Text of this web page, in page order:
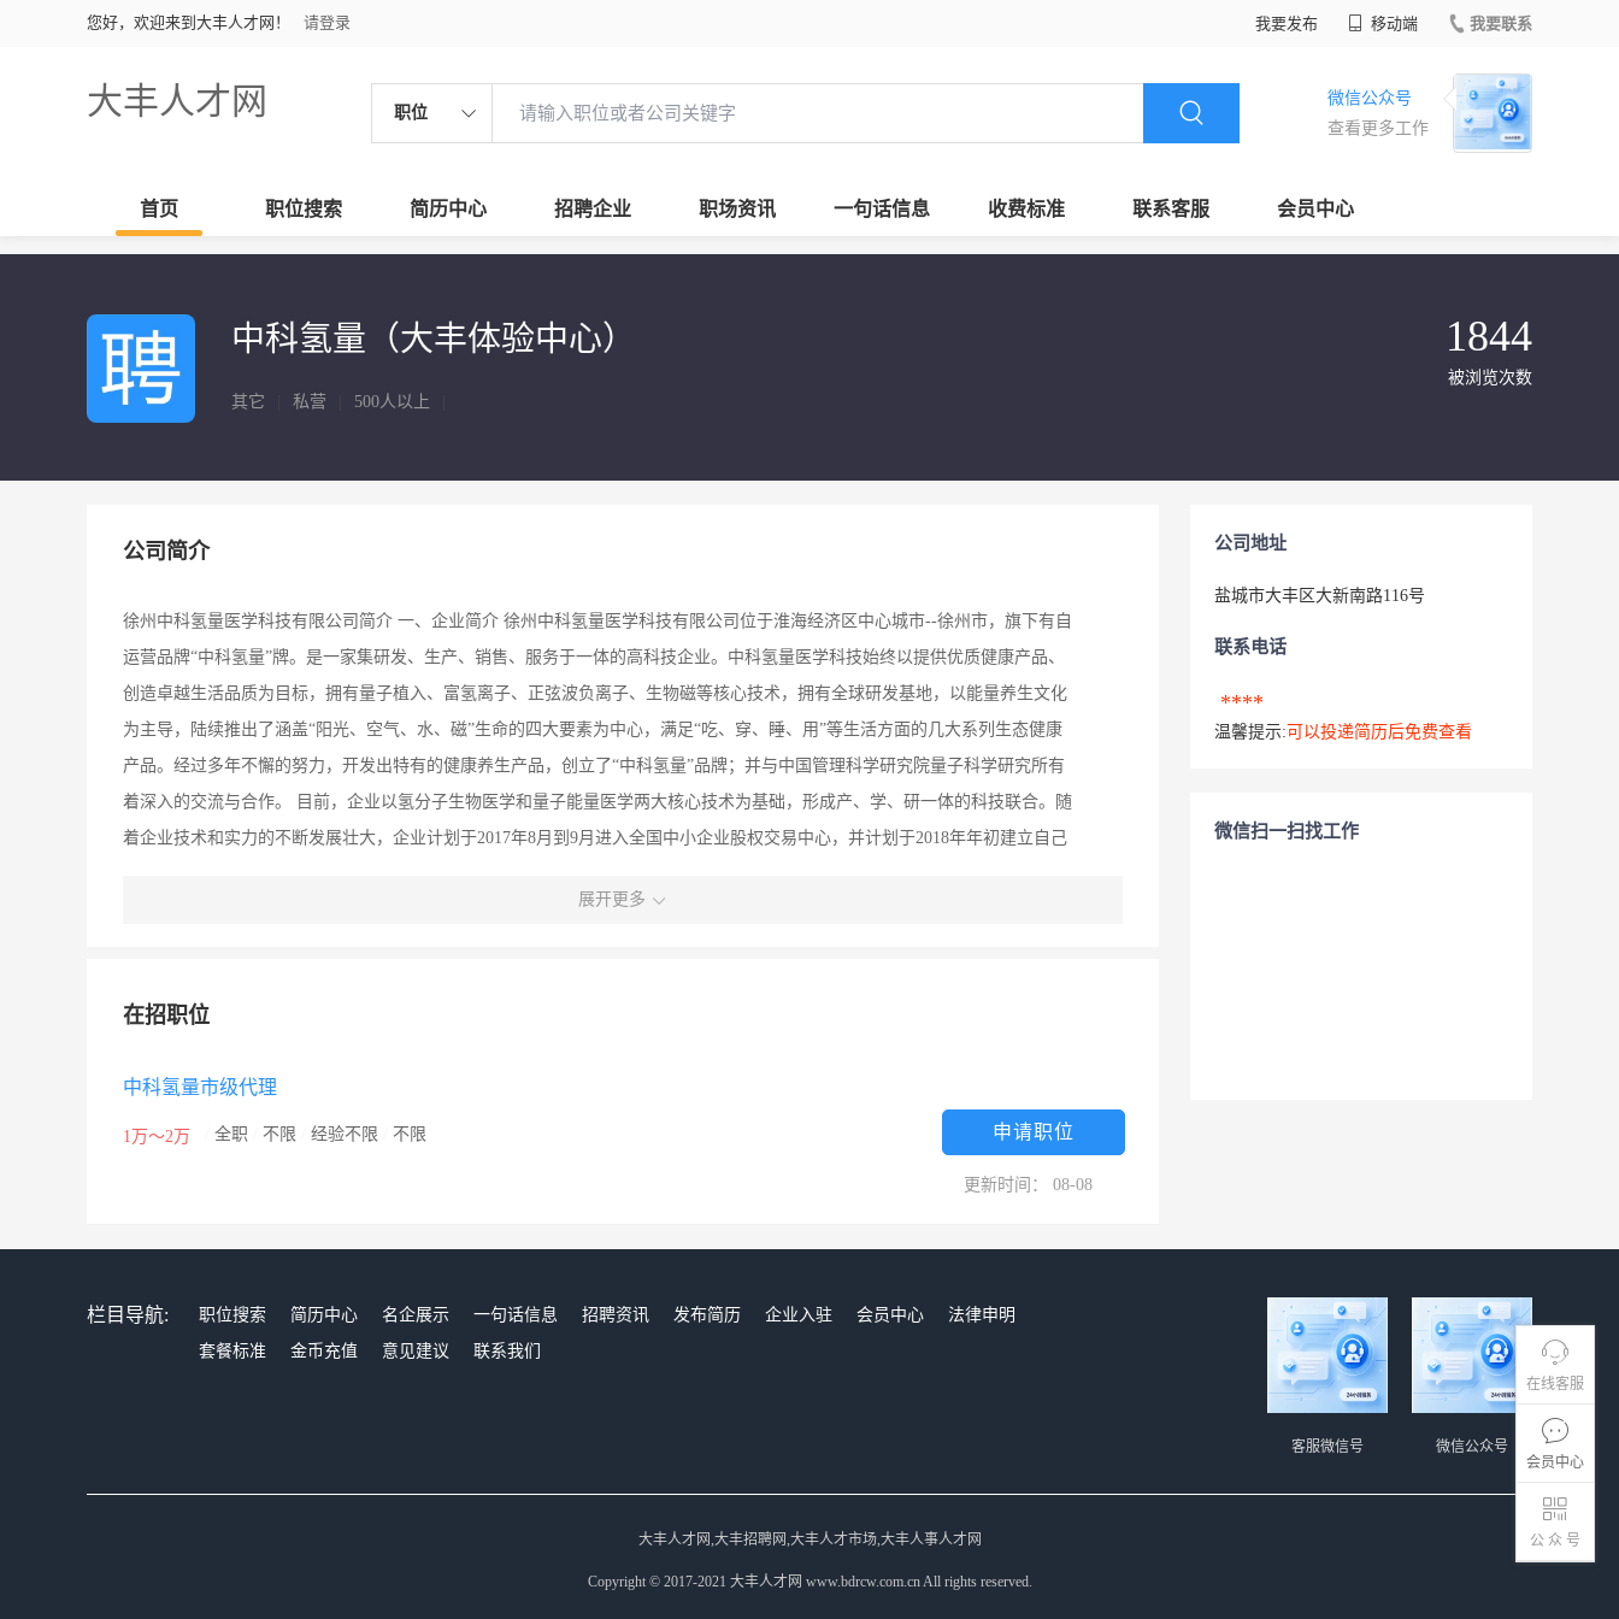
您好，欢迎来到大丰人才网！ 请登录 我要发布 移动端 我要联系
大丰人才网 职位
微信公众号
查看更多工作
首页 职位搜索 简历中心 招聘企业 职场资讯 一句话信息 收费标准 联系客服 会员中心
在线客服
会员中心
公 众 号
中科氢量（大丰体验中心）
其它 私营 500人以上
1844
被浏览次数
公司简介
徐州中科氢量医学科技有限公司简介 一、企业简介 徐州中科氢量医学科技有限公司位于淮海经济区中心城市--徐州市，旗下有自
运营品牌“中科氢量”牌。是一家集研发、生产、销售、服务于一体的高科技企业。中科氢量医学科技始终以提供优质健康产品、
创造卓越生活品质为目标，拥有量子植入、富氢离子、正弦波负离子、生物磁等核心技术，拥有全球研发基地，以能量养生文化
为主导，陆续推出了涵盖“阳光、空气、水、磁”生命的四大要素为中心，满足“吃、穿、睡、用”等生活方面的几大系列生态健康
产品。经过多年不懈的努力，开发出特有的健康养生产品，创立了“中科氢量”品牌；并与中国管理科学研究院量子科学研究所有
着深入的交流与合作。 目前，企业以氢分子生物医学和量子能量医学两大核心技术为基础，形成产、学、研一体的科技联合。随
着企业技术和实力的不断发展壮大，企业计划于2017年8月到9月进入全国中小企业股权交易中心，并计划于2018年年初建立自己
上用科技造福百姓，为大家的健康生活保驾护航。 二、企业理念 天道酬勤、地道酬善、商道酬信、业道酬精 服务大众，健康每
人群走向普通大众，治未病惠及天下百姓！在全国打造中科氢量养生文化，用中科氢量的高科技产品惠及九亿亚健康人群，践行
展开更多
在招职位
中科氢量市级代理
1万～2万 全职 不限 经验不限 不限 申请职位
更新时间： 08-08
公司地址
盐城市大丰区大新南路116号
联系电话
****
温馨提示: 可以投递简历后免费查看
微信扫一扫找工作
栏目导航: 职位搜索 简历中心 名企展示 一句话信息 招聘资讯 发布简历 企业入驻 会员中心
法律申明
套餐标准
金币充值 意见建议 联系我们
微信公众号
客服微信号
大丰人才网,大丰招聘网,大丰人才市场,大丰人事人才网
Copyright © 2017-2021 大丰人才网 www.bdrcw.com.cn All rights reserved.